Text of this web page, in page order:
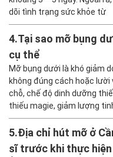
dõi tình trạng sức khỏe từ
4.Tại sao mỡ bụng
cụ thể
Mỡ bụng dưới là khó giảm
không đúng cách hoặc lười
chỗ, chế độ dinh dưỡng
thiếu magie, giảm lượng
5.Địa chỉ hút mỡ ở
sĩ trước khi thực hiện